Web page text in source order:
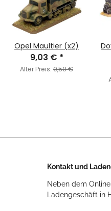
Opel Maultier (x2)
9,03 € *
Alter Preis: 9,50 €
Kontakt und
Neben dem
Ladengeschäft in